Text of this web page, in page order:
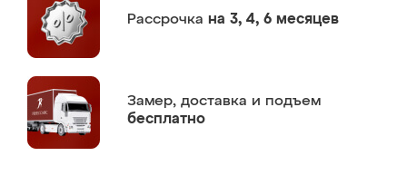
Рассрочка на 3, 4, 6 месяцев
Замер, доставка и подъем
бесплатно